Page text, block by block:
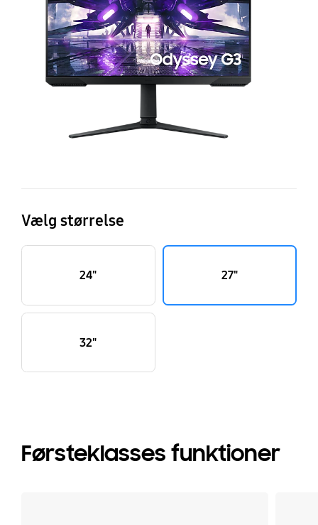
Vælg størrelse
24" 27"
32"
Førsteklasses funktioner